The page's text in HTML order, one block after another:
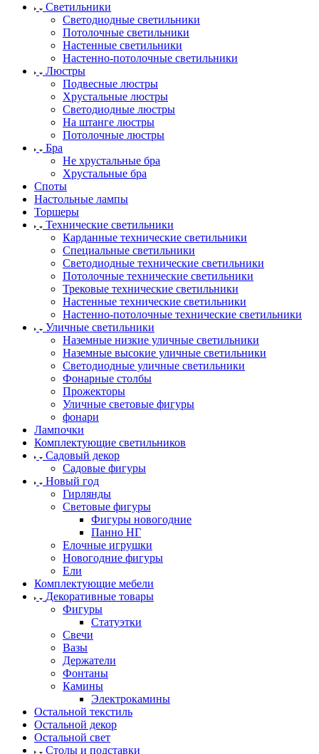
Светильники
Светодиодные светильники
Потолочные светильники
Настенные светильники
Настенно-потолочные светильники
Люстры
Подвесные люстры
Хрустальные люстры
Светодиодные люстры
На штанге люстры
Потолочные люстры
Бра
Не хрустальные бра
Хрустальные бра
Споты
Настольные лампы
Торшеры
Технические светильники
Карданные технические светильники
Специальные светильники
Светодиодные технические светильники
Потолочные технические светильники
Трековые технические светильники
Настенные технические светильники
Настенно-потолочные технические светильники
Уличные светильники
Наземные низкие уличные светильники
Наземные высокие уличные светильники
Светодиодные уличные светильники
Фонарные столбы
Прожекторы
Уличные световые фигуры
фонари
Лампочки
Комплектующие светильников
Садовый декор
Садовые фигуры
Новый год
Гирлянды
Световые фигуры
Фигуры новогодние
Панно НГ
Елочные игрушки
Новогодние фигуры
Ели
Комплектующие мебели
Декоративные товары
Фигуры
Статуэтки
Свечи
Вазы
Держатели
Фонтаны
Камины
Электрокамины
Остальной текстиль
Остальной декор
Остальной свет
Столы и подставки